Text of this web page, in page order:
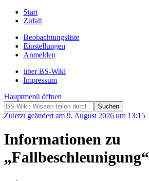
Start
Zufall
Beobachtungsliste
Einstellungen
Anmelden
über BS-Wiki
Impressum
Hauptmenü öffnen
Zuletzt geändert am 9. August 2026 um 13:15
Informationen zu
„Fallbeschleunigung“